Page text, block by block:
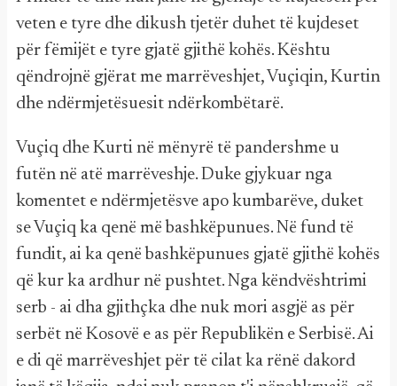
veten e tyre dhe dikush tjetër duhet të kujdeset
për fëmijët e tyre gjatë gjithë kohës. Kështu
qëndrojnë gjërat me marrëveshjet, Vuçiqin, Kurtin
dhe ndërmjetësuesit ndërkombëtarë.
Vuçiq dhe Kurti në mënyrë të pandershme u
futën në atë marrëveshje. Duke gjykuar nga
komentet e ndërmjetësve apo kumbarëve, duket
se Vuçiq ka qenë më bashkëpunues. Në fund të
fundit, ai ka qenë bashkëpunues gjatë gjithë kohës
që kur ka ardhur në pushtet. Nga këndvështrimi
serb - ai dha gjithçka dhe nuk mori asgjë as për
serbët në Kosovë e as për Republikën e Serbisë. Ai
e di që marrëveshjet për të cilat ka rënë dakord